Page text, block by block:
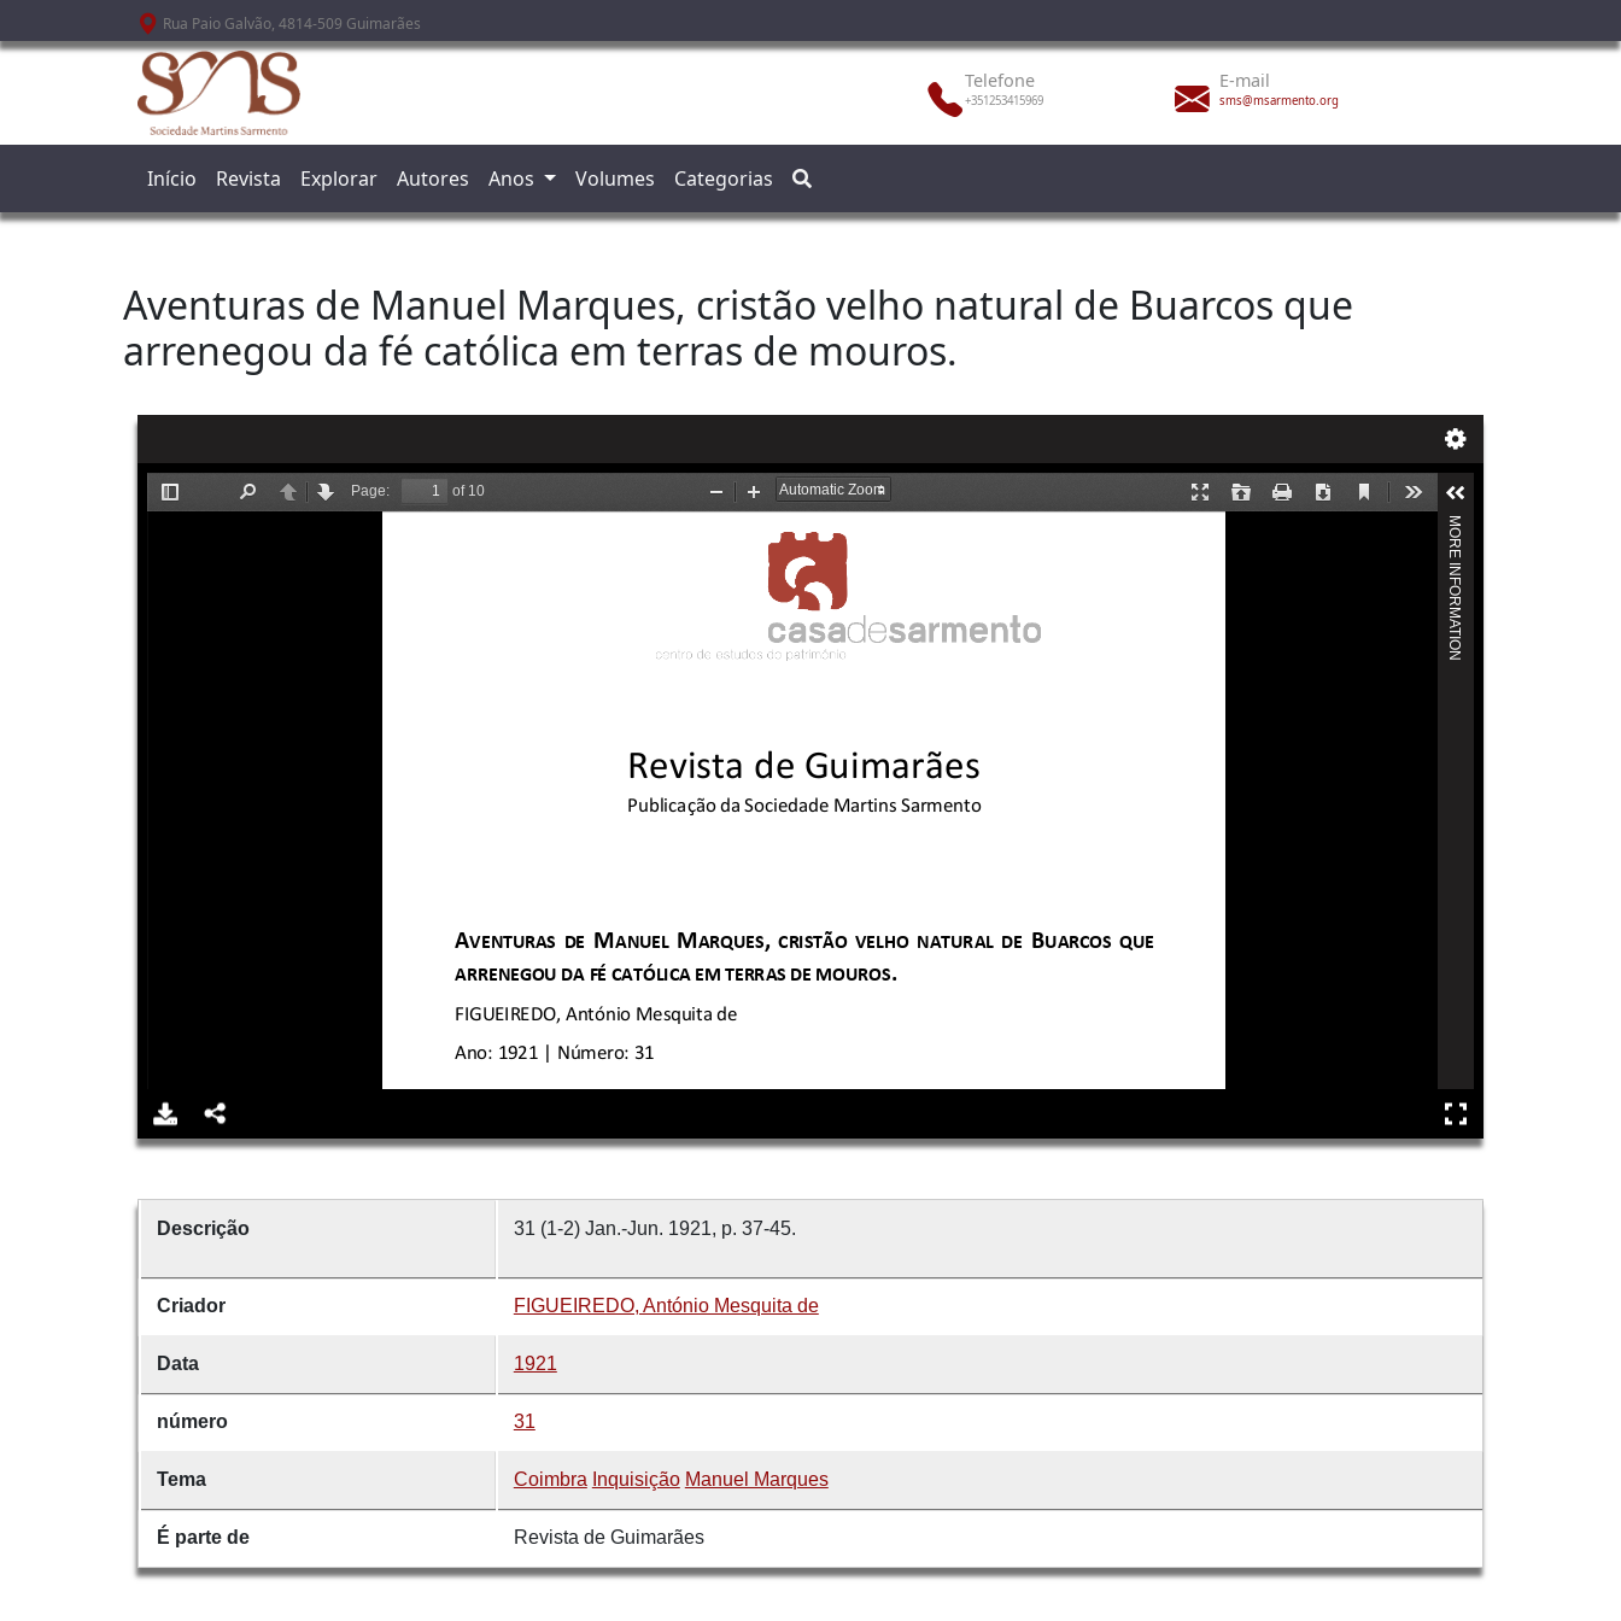
Passar para o conteúdo principal
Rua Paio Galvão, 4814-509 Guimarães
Telefone
+351253415969
E-mail
sms@msarmento.org
Início Revista Explorar Autores Anos Volumes Categorias
Aventuras de Manuel Marques, cristão velho natural de Buarcos que
arrenegou da fé católica em terras de mouros.
Descrição 31 (1-2) Jan.-Jun. 1921, p. 37-45.
Criador FIGUEIREDO, António Mesquita de
Data 1921
número 31
Tema Coimbra Inquisição Manuel Marques
É parte de Revista de Guimarães